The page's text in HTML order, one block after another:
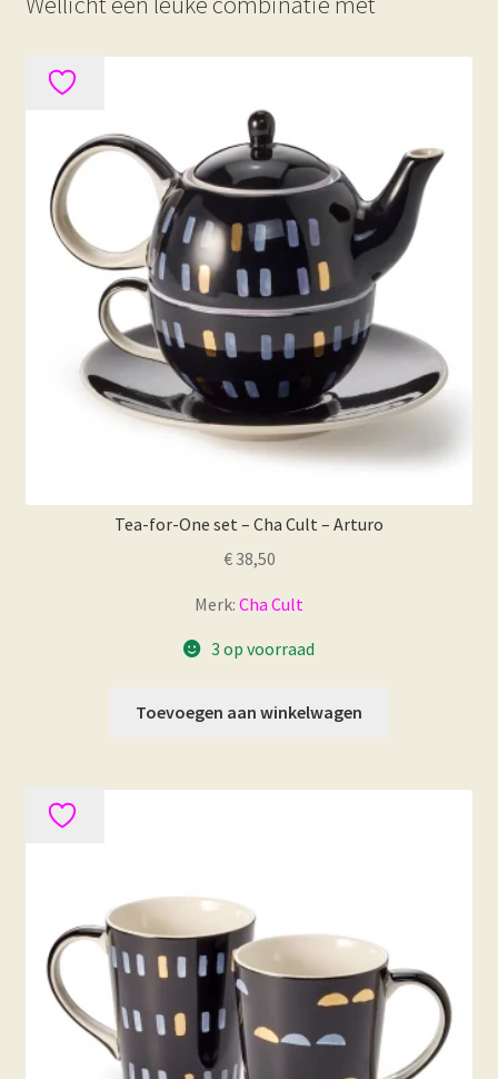
Tea-for-One set – Cha Cult – Arturo
€38,50
Merk: Cha Cult
3 op voorraad
Toevoegen aan winkelwagen